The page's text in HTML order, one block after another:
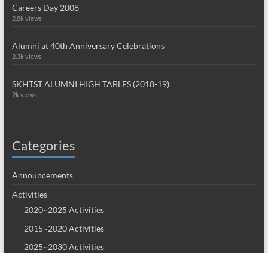
Careers Day 2008
2.8k views
Alumni at 40th Anniversary Celebrations
2.3k views
SKHTST ALUMNI HIGH TABLES (2018-19)
2k views
Categories
Announcements
Activities
2020~2025 Activities
2015~2020 Activities
2025~2030 Activities